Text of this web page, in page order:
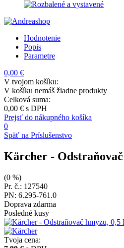
Hodnotenie
Popis
Parametre
0,00 €
V tvojom košíku:
V košíku nemáš žiadne produkty
Celková suma:
0,00 € s DPH
Prejsť do nákupného košíka
0
Späť na Príslušenstvo
Kärcher -
(0 %)
Pr. č.: 127540
PN: 6.295-761.0
Doprava zdarma
Posledné kusy
Tvoja cena: